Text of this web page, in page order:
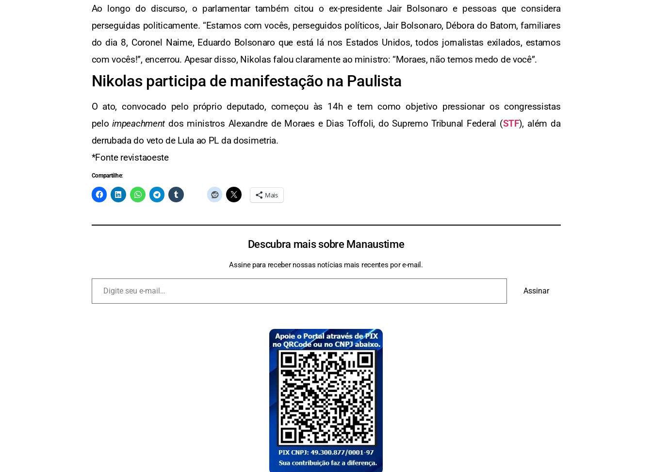
Ao longo do discurso, o parlamentar também citou o ex-presidente Jair Bolsonaro e pessoas que considera
perseguidas politicamente. “Estamos com vocês, perseguidos políticos, Jair Bolsonaro, Débora do Batom, familiares
do dia 8, Coronel Naime, Eduardo Bolsonaro que está lá nos Estados Unidos, todos jornalistas exilados, estamos
com vocês!”, encerrou. Apesar disso, Nikolas falou claramente ao ministro: “Moraes, não temos medo de você”.
Nikolas participa de manifestação na Paulista
O ato, convocado pelo próprio deputado, começou às 14h e tem como objetivo pressionar os congressistas
peloimpeachment dos ministros Alexandre de Moraes e Dias Toffoli, do Supremo Tribunal Federal (STF), além da
derrubada do veto de Lula ao PL da dosimetria.
*Fonte revistaoeste
Compartilhe:
Mais
Descubra mais sobre Manaustime
Assine para receber nossas notícias mais recentes por e-mail.
Assinar